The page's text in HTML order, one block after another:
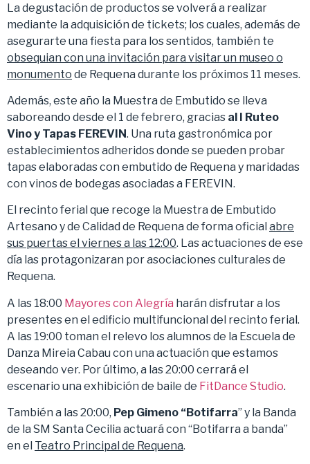
La degustación de productos se volverá a realizar
mediante la adquisición de tickets; los cuales, además de
asegurarte una fiesta para los sentidos, también te
obsequian con una invitación para visitar un museo o
monumento de Requena durante los próximos 11 meses.
Además, este año la Muestra de Embutido se lleva
saboreando desde el 1 de febrero, gracias al I Ruteo
Vino y Tapas FEREVIN. Una ruta gastronómica por
establecimientos adheridos donde se pueden probar
tapas elaboradas con embutido de Requena y maridadas
con vinos de bodegas asociadas a FEREVIN.
El recinto ferial que recoge la Muestra de Embutido
Artesano y de Calidad de Requena de forma oficial abre
sus puertas el viernes a las 12:00. Las actuaciones de ese
día las protagonizaran por asociaciones culturales de
Requena.
A las 18:00 Mayores con Alegría harán disfrutar a los
presentes en el edificio multifuncional del recinto ferial.
A las 19:00 toman el relevo los alumnos de la Escuela de
Danza Mireia Cabau con una actuación que estamos
deseando ver. Por último, a las 20:00 cerrará el
escenario una exhibición de baile de FitDance Studio.
También a las 20:00, Pep Gimeno “Botifarra” y la Banda
de la SM Santa Cecilia actuará con “Botifarra a banda”
en el Teatro Principal de Requena.